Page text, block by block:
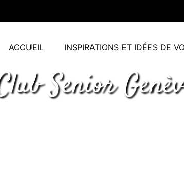
ACCUEIL INSPIRATIONS ET IDÉES DE
Senior